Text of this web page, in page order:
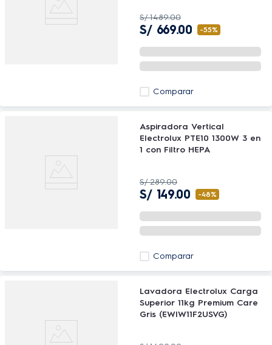
S/ 1489.00
S/ 669.00 -55%
Comparar
Aspiradora Vertical
Electrolux PTE10 1300W 3 en
1 con Filtro HEPA
S/ 289.00
S/ 149.00 -48%
Comparar
Lavadora Electrolux Carga
Superior 11kg Premium Care
Gris (EWIW11F2USVG)